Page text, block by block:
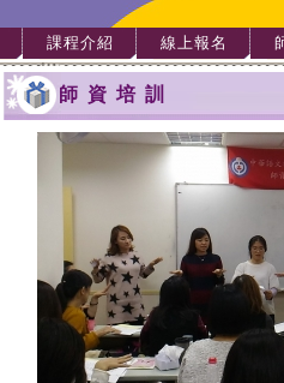
課程介紹 線上報名
師資培訓